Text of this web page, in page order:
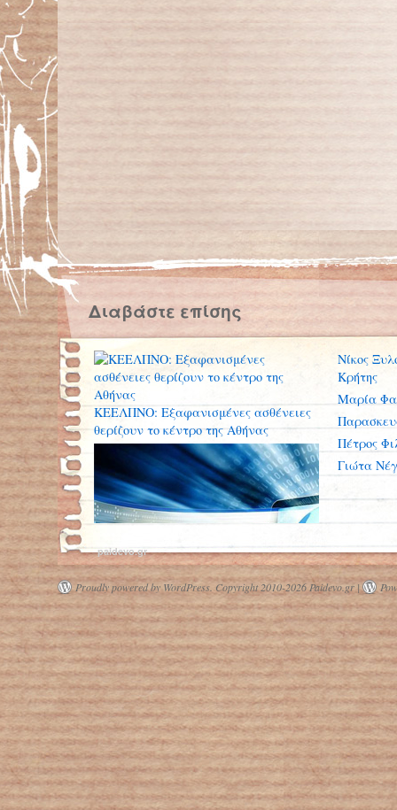
Διαβάστε επίσης
ΚΕΕΛΠΝΟ: Εξαφανισμένες ασθένειες
θερίζουν το κέντρο της Αθήνας
Δέκα οδηγίες για να μην φτάσει και
το ίντερνετ στα όριά του
Νίκος
Κρήτης
Μαρία
Πέτρος
Γιώτα
paidevo.gr
Proudly powered by WordPress. Copyright 2010-2026 Paidevo.gr |